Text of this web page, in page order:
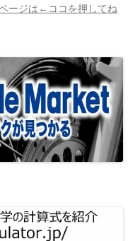
ージは←ココを押してね